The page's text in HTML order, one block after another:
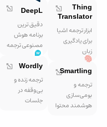
Thing
Translator
ابزار ترجمه اشیا
برای یادگیری
زبان
Smartling
ترجمه و
بومی‌سازی
هوشمند محتوا
DeepL
دقیق ترین
برنامه هوش
مصنوعی ترجمه
Wordly
ترجمه زنده و
بی‌وقفه در
جلسات